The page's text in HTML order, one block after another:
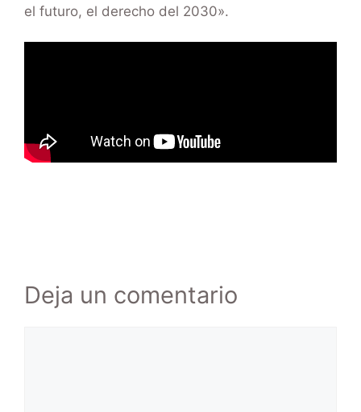
el futuro, el derecho del 2030».
Deja un comentario